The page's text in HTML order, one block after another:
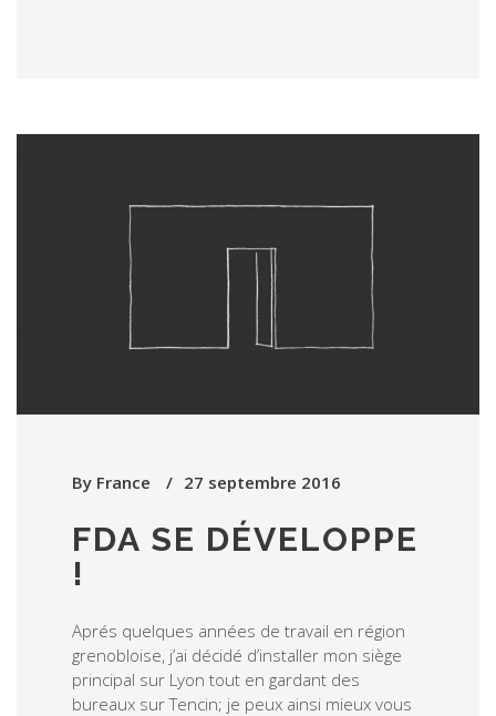
By France 27 septembre 2016
FDA SE DÉVELOPPE
!
Aprés quelques années de travail en région
grenobloise, j’ai décidé d’installer mon siège
principal sur Lyon tout en gardant des
bureaux sur Tencin; je peux ainsi mieux vous